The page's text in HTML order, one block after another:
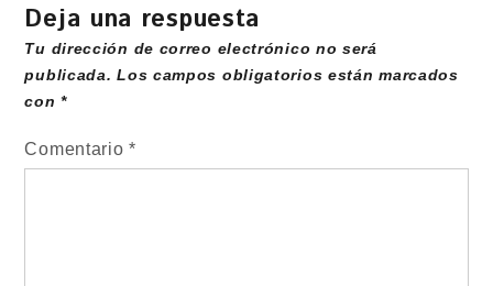
Deja una respuesta
Tu dirección de correo electrónico no será
publicada. Los campos obligatorios están marcados
con*
Comentario*